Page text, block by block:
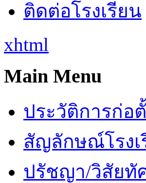
ติดต่อโรงเรียน
xhtml
Main Menu
ประวัติการก่อ
สัญลักษณ์โรงเ
ปรัชญา/วิสัยทั